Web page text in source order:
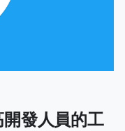
發人員的工